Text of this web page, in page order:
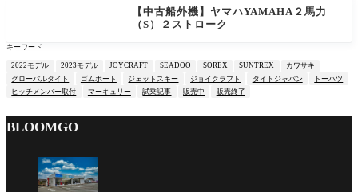
【中古船外機】ヤマハYAMAHA２馬力
（S）２ストローク
キーワード
2022モデル 2023モデル JOYCRAFT SEADOO SOREX SUNTREX
カワサキ
グローバルタイト
ゴムボート ジェットスキー ジョイクラフト タイトジャパン
トーハツ
ヒッチメンバー取付
マーキュリー 試乗記事 販売中 販売終了
BLOOMGO